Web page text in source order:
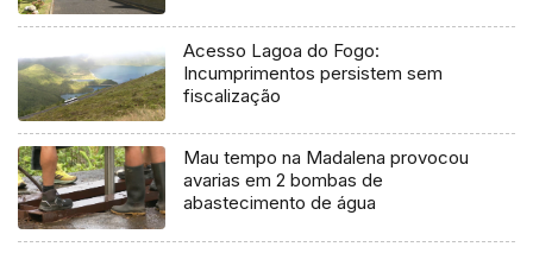
Acesso Lagoa do Fogo:
Incumprimentos persistem sem
fiscalização
Mau tempo na Madalena provocou
avarias em 2 bombas de
abastecimento de água